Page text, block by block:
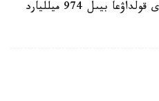
ايتا كەتەيىك، بالالى وتباسىلاردى قولداۋعا بيىل 974 ميلليارد